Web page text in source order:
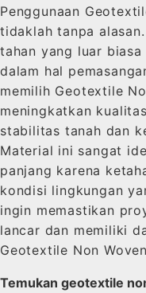
Penggunaan
tidaklah tanpa
tahan yang luar
dalam hal
memilih Geotextile
meningkatkan
stabilitas tanah dan
Material ini sangat
panjang karena
kondisi lingkungan
ingin memastikan
lancar dan memiliki
Geotextile Non
Temukan geotextile